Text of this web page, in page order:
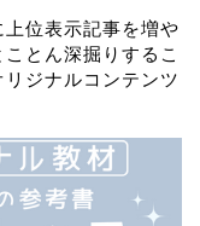
位表示記事を増や
とん深掘りするこ
ジナルコンテンツ